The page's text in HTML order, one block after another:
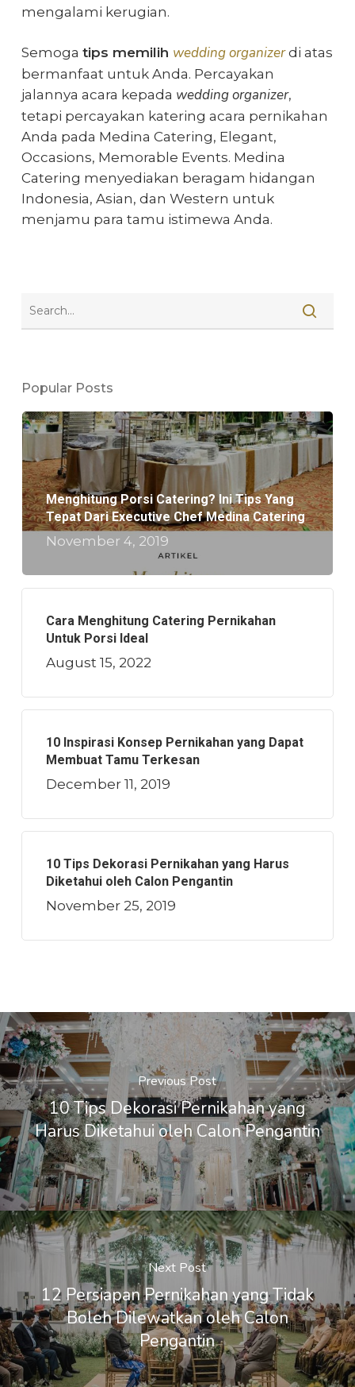
mengalami kerugian.
Semoga tips memilih wedding organizerdi atas
bermanfaat untuk Anda. Percayakan
jalannya acara kepada wedding organizer,
tetapi percayakan katering acara pernikahan
Anda pada Medina Catering, Elegant,
Occasions, Memorable Events. Medina
Catering menyediakan beragam hidangan
Indonesia, Asian, dan Western untuk
menjamu para tamu istimewa Anda.
Popular Posts
Menghitung Porsi Catering? Ini Tips Yang
Tepat Dari Executive Chef Medina Catering
November 4, 2019
Cara Menghitung Catering Pernikahan
Untuk Porsi Ideal
August 15, 2022
10 Inspirasi Konsep Pernikahan yang Dapat
Membuat Tamu Terkesan
December 11, 2019
10 Tips Dekorasi Pernikahan yang Harus
Diketahui oleh Calon Pengantin
November 25, 2019
Previous Post
10 Tips Dekorasi Pernikahan yang
Harus Diketahui oleh Calon Pengantin
Next Post
12 Persiapan Pernikahan yang Tidak
Boleh Dilewatkan oleh Calon
Pengantin